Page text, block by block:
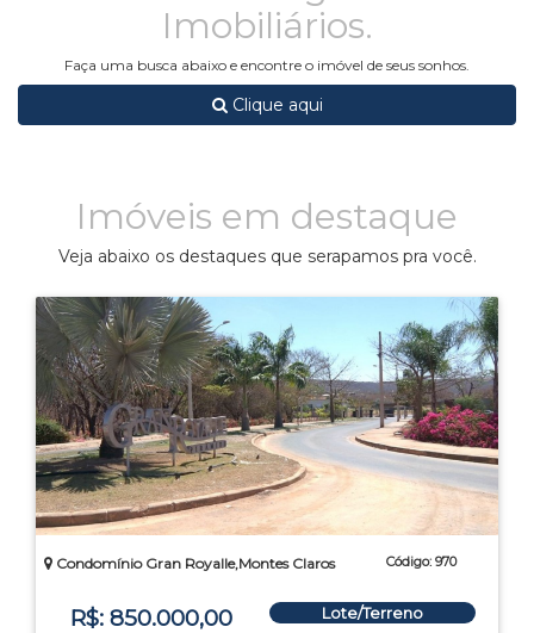
Imobiliários.
Faça uma busca abaixo e encontre o imóvel de seus sonhos.
Clique aqui
Imóveis em destaque
Veja abaixo os destaques que serapamos pra você.
Condomínio Gran Royalle,Montes Claros Código: 970
R$: 850.000,00 Lote/Terreno